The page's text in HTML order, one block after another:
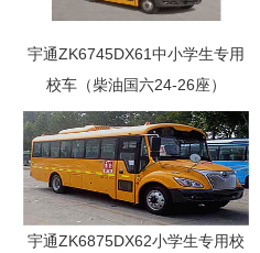
宇通ZK6745DX61中小学生专用
校车（柴油国六24-26座）
宇通ZK6875DX62小学生专用校